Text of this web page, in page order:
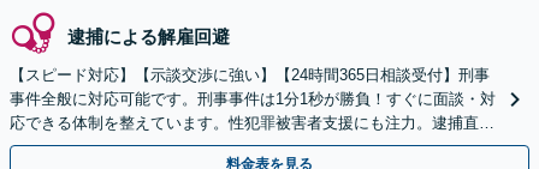
逮捕による解雇回避
【スピード対応】【示談交渉に強い】【24時間365日相談受付】刑事
事件全般に対応可能です。刑事事件は1分1秒が勝負！すぐに面談・対
応できる体制を整えています。性犯罪被害者支援にも注力。逮捕直後
の接見・示談・裁判まで徹底サポートします。
料金表を見る